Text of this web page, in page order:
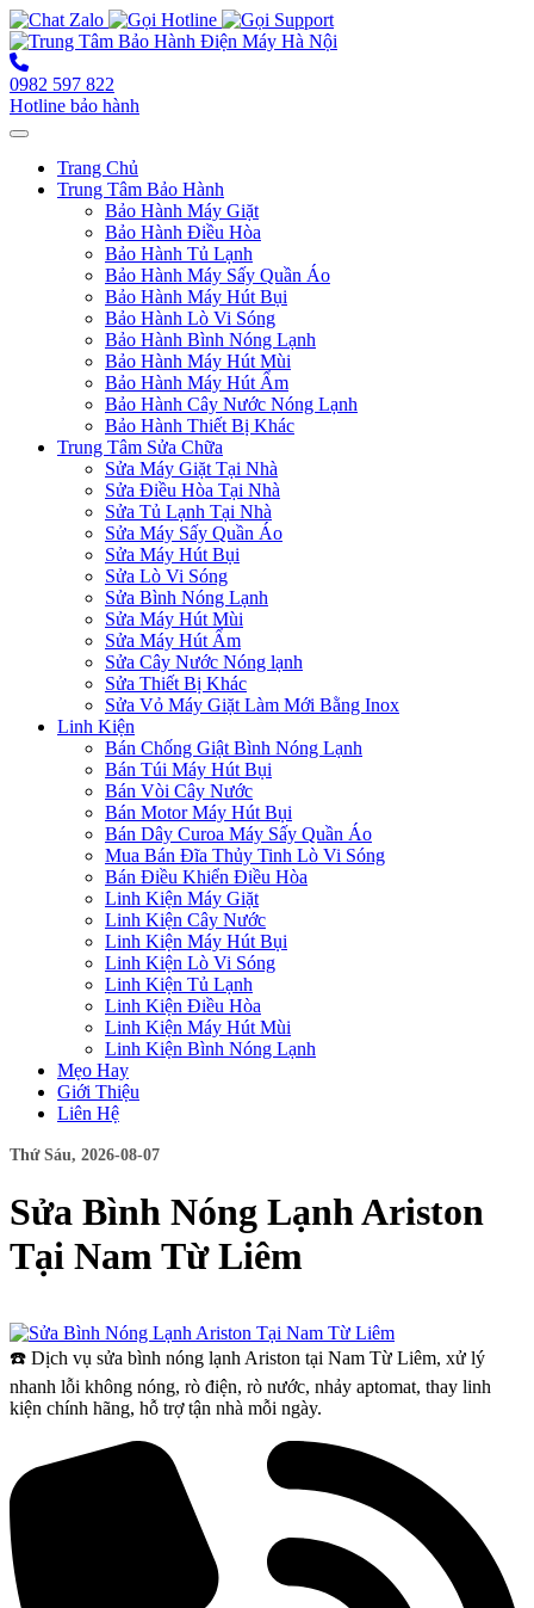
0982 597 822
Hotline bảo hành
Toggle navigation
Trang Chủ
Trung Tâm Bảo Hành
Bảo Hành Máy Giặt
Bảo Hành Điều Hòa
Bảo Hành Tủ Lạnh
Bảo Hành Máy Sấy Quần Áo
Bảo Hành Máy Hút Bụi
Bảo Hành Lò Vi Sóng
Bảo Hành Bình Nóng Lạnh
Bảo Hành Máy Hút Mùi
Bảo Hành Máy Hút Ẩm
Bảo Hành Cây Nước Nóng Lạnh
Bảo Hành Thiết Bị Khác
Trung Tâm Sửa Chữa
Sửa Máy Giặt Tại Nhà
Sửa Điều Hòa Tại Nhà
Sửa Tủ Lạnh Tại Nhà
Sửa Máy Sấy Quần Áo
Sửa Máy Hút Bụi
Sửa Lò Vi Sóng
Sửa Bình Nóng Lạnh
Sửa Máy Hút Mùi
Sửa Máy Hút Ẩm
Sửa Cây Nước Nóng lạnh
Sửa Thiết Bị Khác
Sửa Vỏ Máy Giặt Làm Mới Bằng Inox
Linh Kiện
Bán Chống Giật Bình Nóng Lạnh
Bán Túi Máy Hút Bụi
Bán Vòi Cây Nước
Bán Motor Máy Hút Bụi
Bán Dây Curoa Máy Sấy Quần Áo
Mua Bán Đĩa Thủy Tinh Lò Vi Sóng
Bán Điều Khiển Điều Hòa
Linh Kiện Máy Giặt
Linh Kiện Cây Nước
Linh Kiện Máy Hút Bụi
Linh Kiện Lò Vi Sóng
Linh Kiện Tủ Lạnh
Linh Kiện Điều Hòa
Linh Kiện Máy Hút Mùi
Linh Kiện Bình Nóng Lạnh
Mẹo Hay
Giới Thiệu
Liên Hệ
Thứ Sáu, 2026-08-07
Sửa Bình Nóng Lạnh Ariston
Tại Nam Từ Liêm
☎️ Dịch vụ sửa bình nóng lạnh Ariston tại Nam Từ Liêm, xử lý
nhanh lỗi không nóng, rò điện, rò nước, nhảy aptomat, thay linh
kiện chính hãng, hỗ trợ tận nhà mỗi ngày.